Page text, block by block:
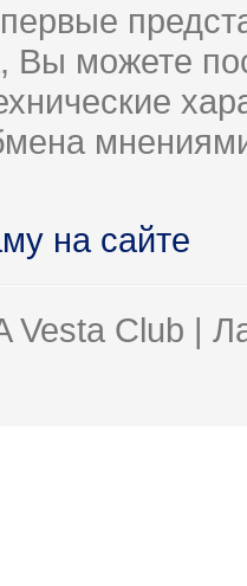
Вы можете
на сайте
Vesta Club |